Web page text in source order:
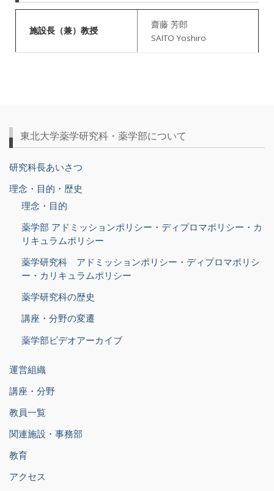
施設長（兼）教授
齋藤 芳郎
SAITO Yoshiro
東北大学薬学研究科・薬学部について
研究科長あいさつ
理念・目的・歴史
理念・目的
薬学部 アドミッションポリシー・ディプロマポリシー・カ
リキュラムポリシー
薬学研究科 アドミッションポリシー・ディプロマポリシ
ー・カリキュラムポリシー
薬学研究科の歴史
講座・分野の変遷
薬学部ビデオアーカイブ
運営組織
講座・分野
教員一覧
関連施設・事務部
教育
アクセス